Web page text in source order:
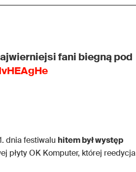
fani biegną pod
dnia festiwalu hitem był występ
płyty OK Komputer, której reedycja